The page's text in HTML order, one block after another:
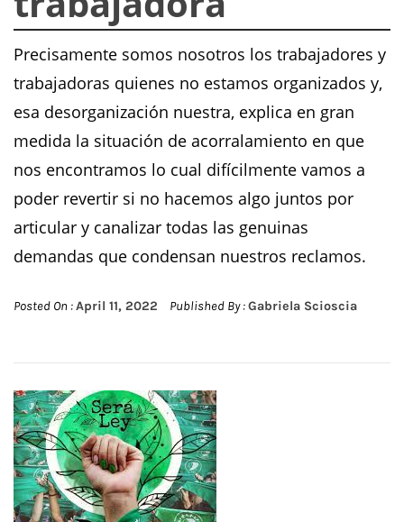
Precisamente somos nosotros los trabajadores y
trabajadoras quienes no estamos organizados y,
esa desorganización nuestra, explica en gran
medida la situación de acorralamiento en que
nos encontramos lo cual difícilmente vamos a
poder revertir si no hacemos algo juntos por
articular y canalizar todas las genuinas
demandas que condensan nuestros reclamos.
Posted On :April 11, 2022 Published By :Gabriela Scioscia